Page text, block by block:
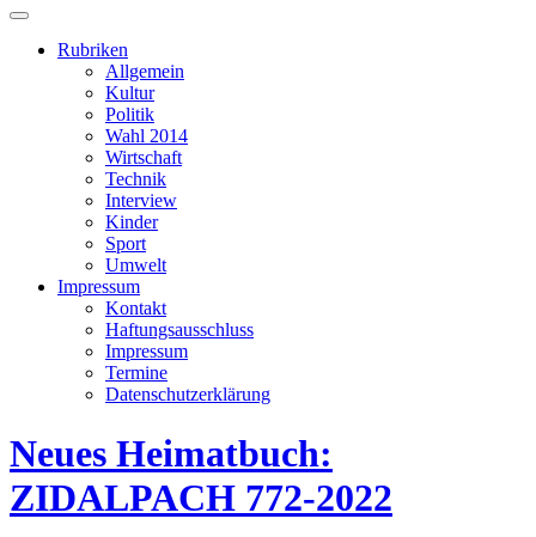
Suchfeld
ein-/ausblenden
Rubriken
Allgemein
Kultur
Politik
Wahl 2014
Wirtschaft
Technik
Interview
Kinder
Sport
Umwelt
Impressum
Kontakt
Haftungsausschluss
Impressum
Termine
Datenschutzerklärung
Neues Heimatbuch:
ZIDALPACH 772-2022